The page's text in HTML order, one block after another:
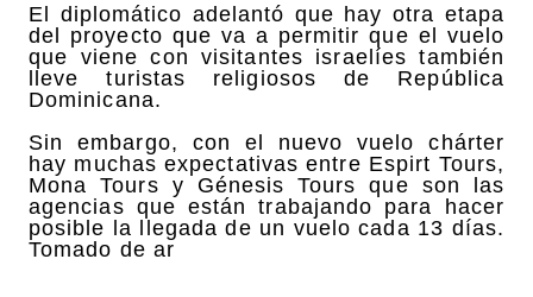
El diplomático adelantó que hay otra etapa
del proyecto que va a permitir que el vuelo
que viene con visitantes israelíes también
lleve turistas religiosos de República
Dominicana.
Sin embargo, con el nuevo vuelo chárter
hay muchas expectativas entre Espirt Tours,
Mona Tours y Génesis Tours que son las
agencias que están trabajando para hacer
posible la llegada de un vuelo cada 13 días.
Tomado de ar